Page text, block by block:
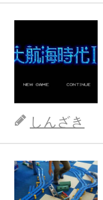
しんざき